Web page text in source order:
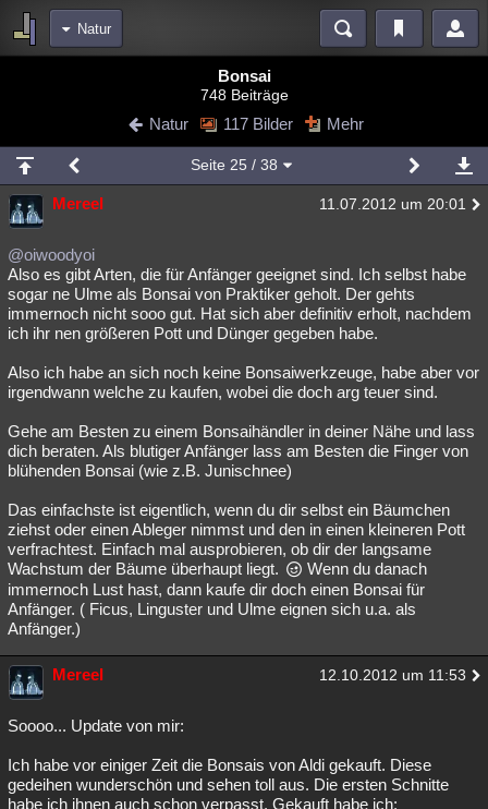
Natur
Blogs Videos
Chat Wiki Neuigkeiten
meine Rubriken
Menschen Mystery Kriminalfälle
Spiritualität
Natur Umfragen Unterhaltung
weitere Rubriken
Astronomie Helpdesk Gruppen Gaming Filme
Musik Clash Verbesserungen Allmystery English
Übersichten
Besucht Teilgenommen Alle Neue Geschlossen
Lesenswert Schlüsselwörter
Bonsai
748 Beiträge
Natur 117 Bilder Mehr
Seite 25 / 38
Mereel 11.07.2012 um 20:01
@oiwoodyoi
Also es gibt Arten, die für Anfänger geeignet sind. Ich selbst habe
sogar ne Ulme als Bonsai von Praktiker geholt. Der gehts
immernoch nicht sooo gut. Hat sich aber definitiv erholt, nachdem
ich ihr nen größeren Pott und Dünger gegeben habe.
Also ich habe an sich noch keine Bonsaiwerkzeuge, habe aber vor
irgendwann welche zu kaufen, wobei die doch arg teuer sind.
Gehe am Besten zu einem Bonsaihändler in deiner Nähe und lass
dich beraten. Als blutiger Anfänger lass am Besten die Finger von
blühenden Bonsai (wie z.B. Junischnee)
Das einfachste ist eigentlich, wenn du dir selbst ein Bäumchen
ziehst oder einen Ableger nimmst und den in einen kleineren Pott
verfrachtest. Einfach mal ausprobieren, ob dir der langsame
Wachstum der Bäume überhaupt liegt.
Wenn du danach
immernoch Lust hast, dann kaufe dir doch einen Bonsai für
Anfänger. ( Ficus, Linguster und Ulme eignen sich u.a. als
Anfänger.)
Mereel 12.10.2012 um 11:53
Soooo... Update von mir:
Ich habe vor einiger Zeit die Bonsais von Aldi gekauft. Diese
gedeihen wunderschön und sehen toll aus. Die ersten Schnitte
habe ich ihnen auch schon verpasst. Gekauft habe ich: